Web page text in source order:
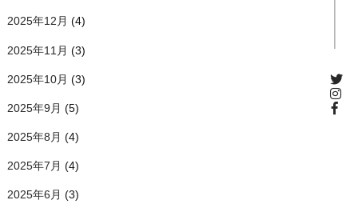
2025年12月 (4)
2025年11月 (3)
2025年10月 (3)
2025年9月 (5)
2025年8月 (4)
2025年7月 (4)
2025年6月 (3)